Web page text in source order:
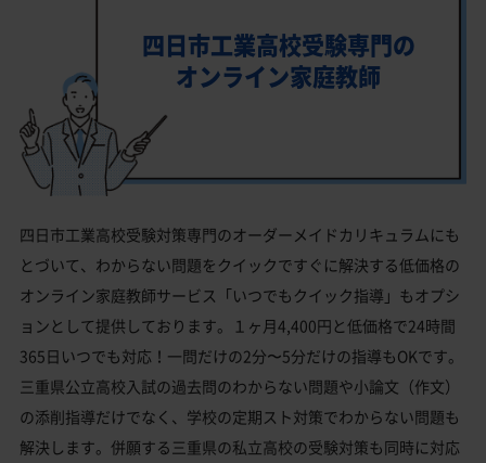
四日市工業高校受験専門の
オンライン家庭教師
四日市工業高校受験対策専門のオーダーメイドカリキュラムにも
とづいて、わからない問題をクイックですぐに解決する低価格の
オンライン家庭教師サービス「いつでもクイック指導」もオプシ
ョンとして提供しております。１ヶ月4,400円と低価格で24時間
365日いつでも対応！一問だけの2分〜5分だけの指導もOKです。
三重県公立高校入試の過去問のわからない問題や小論文（作文）
の添削指導だけでなく、学校の定期スト対策でわからない問題も
解決します。併願する三重県の私立高校の受験対策も同時に対応